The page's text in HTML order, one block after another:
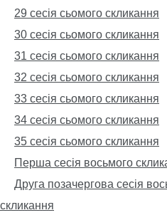
29 сесія сьомого скликання
30 сесія сьомого скликання
31 сесія сьомого скликання
32 сесія сьомого скликання
33 сесія сьомого скликання
34 сесія сьомого скликання
35 сесія сьомого скликання
Перша сесія восьмого
Друга позачергова сесія
скликання